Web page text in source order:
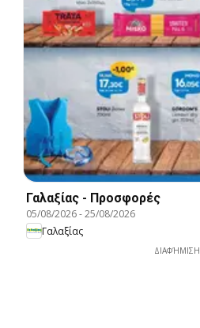
Γαλαξίας - Προσφορές
05/08/2026-25/08/2026
Γαλαξίας
ΔΙΑΦΉΜΙΣΗ